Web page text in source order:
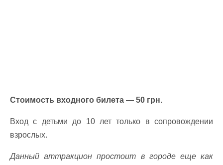
Стоимость входного билета — 50 грн.
Вход с детьми до 10 лет только в сопровождении
взрослых.
Данный аттракцион простоит в городе еще как